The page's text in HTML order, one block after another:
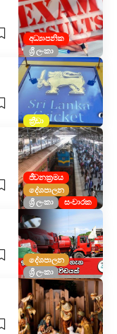
අධ්‍යාපනික
ශ්‍රී ලංකා
ක්‍රීඩා
ජීවනක්‍රමය
දේශපාලන
ශ්‍රී ලංකා
සංචාරක
දේශපාලන
ශ්‍රී ලංකා